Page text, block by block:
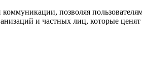
позволяя
и частных лиц, которые